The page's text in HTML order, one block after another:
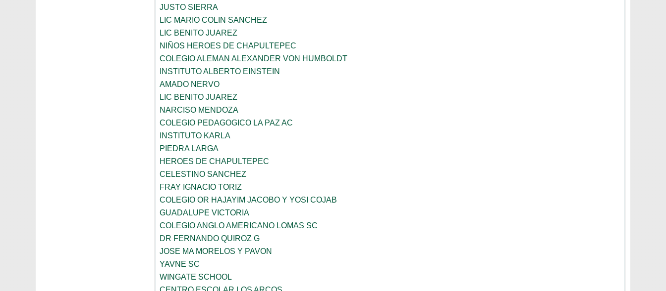
JUSTO SIERRA
LIC MARIO COLIN SANCHEZ
LIC BENITO JUAREZ
NIÑOS HEROES DE CHAPULTEPEC
COLEGIO ALEMAN ALEXANDER VON HUMBOLDT
INSTITUTO ALBERTO EINSTEIN
AMADO NERVO
LIC BENITO JUAREZ
NARCISO MENDOZA
COLEGIO PEDAGOGICO LA PAZ AC
INSTITUTO KARLA
PIEDRA LARGA
HEROES DE CHAPULTEPEC
CELESTINO SANCHEZ
FRAY IGNACIO TORIZ
COLEGIO OR HAJAYIM JACOBO Y YOSI COJAB
GUADALUPE VICTORIA
COLEGIO ANGLO AMERICANO LOMAS SC
DR FERNANDO QUIROZ G
JOSE MA MORELOS Y PAVON
YAVNE SC
WINGATE SCHOOL